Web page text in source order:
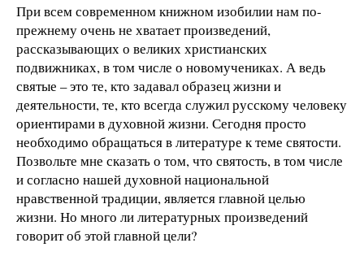
При всем современном книжном изобилии нам по-
прежнему очень не хватает произведений,
рассказывающих о великих христианских
подвижниках, в том числе о новомучениках. А ведь
святые – это те, кто задавал образец жизни и
деятельности, те, кто всегда служил русскому человеку
ориентирами в духовной жизни. Сегодня просто
необходимо обращаться в литературе к теме святости.
Позвольте мне сказать о том, что святость, в том числе
и согласно нашей духовной национальной
нравственной традиции, является главной целью
жизни. Но много ли литературных произведений
говорит об этой главной цели?